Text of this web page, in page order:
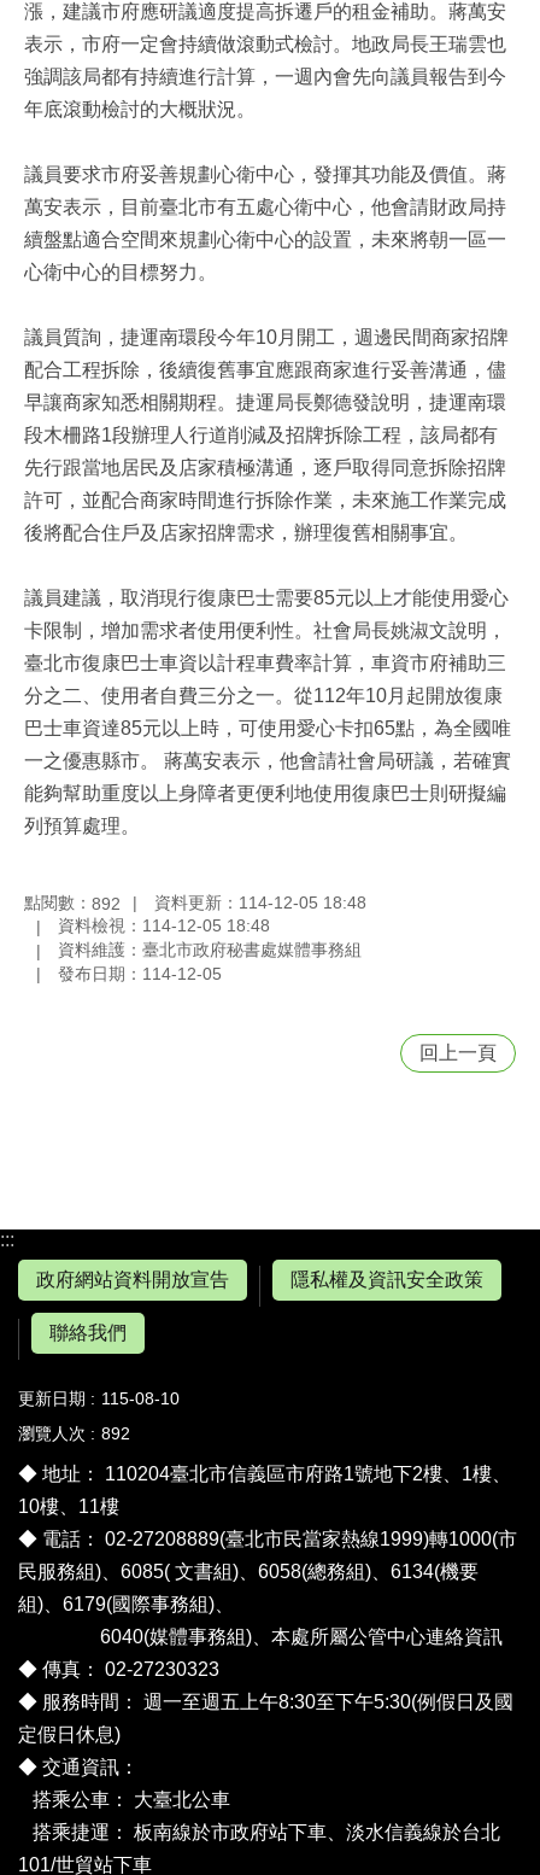
漲，建議市府應研議適度提高拆遷戶的租金補助。蔣萬安
表示，市府一定會持續做滾動式檢討。地政局長王瑞雲也
強調該局都有持續進行計算，一週內會先向議員報告到今
年底滾動檢討的大概狀況。
議員要求市府妥善規劃心衛中心，發揮其功能及價值。蔣
萬安表示，目前臺北市有五處心衛中心，他會請財政局持
續盤點適合空間來規劃心衛中心的設置，未來將朝一區一
心衛中心的目標努力。
議員質詢，捷運南環段今年10月開工，週邊民間商家招牌
配合工程拆除，後續復舊事宜應跟商家進行妥善溝通，儘
早讓商家知悉相關期程。捷運局長鄭德發說明，捷運南環
段木柵路1段辦理人行道削減及招牌拆除工程，該局都有
先行跟當地居民及店家積極溝通，逐戶取得同意拆除招牌
許可，並配合商家時間進行拆除作業，未來施工作業完成
後將配合住戶及店家招牌需求，辦理復舊相關事宜。
議員建議，取消現行復康巴士需要85元以上才能使用愛心
卡限制，增加需求者使用便利性。社會局長姚淑文說明，
臺北市復康巴士車資以計程車費率計算，車資市府補助三
分之二、使用者自費三分之一。從112年10月起開放復康
巴士車資達85元以上時，可使用愛心卡扣65點，為全國唯
一之優惠縣市。 蔣萬安表示，他會請社會局研議，若確實
能夠幫助重度以上身障者更便利地使用復康巴士則研擬編
列預算處理。
點閱數： 892
資料更新：114-12-05 18:48
資料檢視：114-12-05 18:48
資料維護：臺北市政府秘書處媒體事務組
發布日期：114-12-05
回上一頁
:::
政府網站資料開放宣告
隱私權及資訊安全政策
聯絡我們
更新日期
115-08-10
瀏覽人次
892
◆ 地址： 110204臺北市信義區市府路1號地下2樓、1樓、
10樓、11樓
◆ 電話： 02-27208889(臺北市民當家熱線1999)轉1000(市
民服務組)、6085( 文書組)、6058(總務組)、6134(機要
組)、6179(國際事務組)、
6040(媒體事務組)、 本處所屬公管中心連絡資訊
◆ 傳真： 02-27230323
◆ 服務時間： 週一至週五上午8:30至下午5:30(例假日及國
定假日休息)
◆ 交通資訊：
搭乘公車： 大臺北公車
搭乘捷運： 板南線於市政府站下車、淡水信義線於台北
101/世貿站下車